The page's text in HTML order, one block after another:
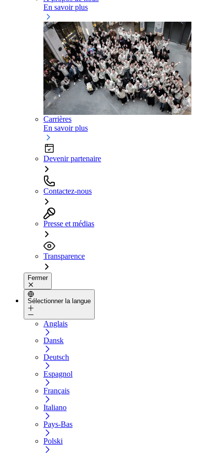
En savoir plus
Carrières
En savoir plus
Devenir partenaire
Contactez-nous
Presse et médias
Transparence
Fermer
Sélectionner la langue
Anglais
Dansk
Deutsch
Espagnol
Français
Italiano
Pays-Bas
Polski